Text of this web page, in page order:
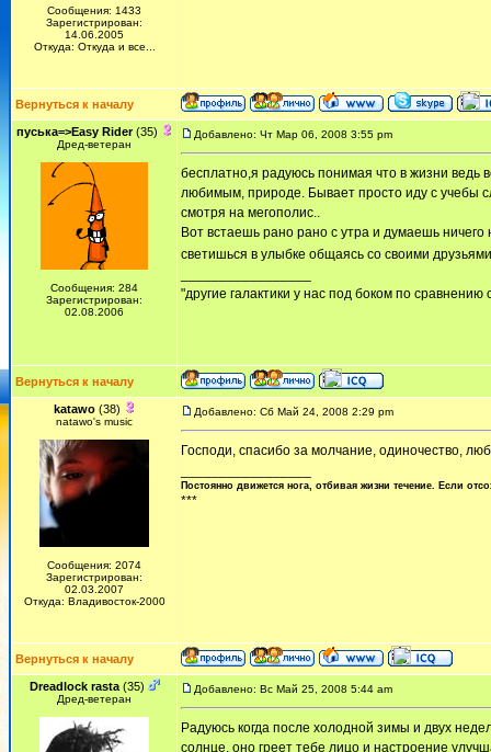
Сообщения: 1433
Зарегистрирован:
14.06.2005
Откуда: Откуда и все...
Вернуться к началу
пуськa=>Easy Rider(35)
Дред-ветеран
Сообщения: 284
Зарегистрирован:
02.08.2006
Добавлено: Чт Мар 06, 2008 3:55 pm
бесплатно,я радуюсь понимая что в жизни ведь
любимым, природе. Бывает просто иду с учебы
смотря на мегополис..
Вот встаешь рано рано с утра и думаешь
светишься в улыбке общаясь со своими
"другие галактики у нас под боком по сравнению
Вернуться к началу
katawo(38)
natawo's music
Сообщения: 2074
Зарегистрирован:
02.03.2007
Откуда: Владивосток-2000
Добавлено: Сб Май 24, 2008 2:29 pm
Господи, спасибо за молчание, одиночество,
Постоянно движется нога, отбивая жизни течение. Если
***
Вернуться к началу
Dreadlock rasta(35)
Дред-ветеран
Добавлено: Вс Май 25, 2008 5:44 am
Радуюсь когда после холодной зимы и двух
солнце, оно греет тебе лицо и настроение